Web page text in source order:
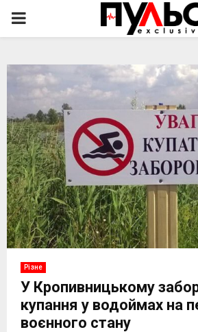
PRIMARY
Різне
У Кропивницькому
купання у водоймах на
воєнного стану